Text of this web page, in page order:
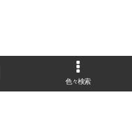
色々検索